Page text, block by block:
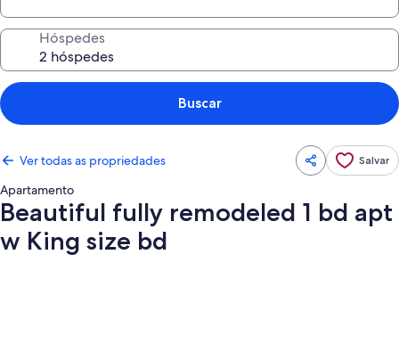
Hóspedes
Buscar
Ver todas as propriedades Salvar
Apartamento
Beautiful fully remodeled 1 bd apt
w King size bd